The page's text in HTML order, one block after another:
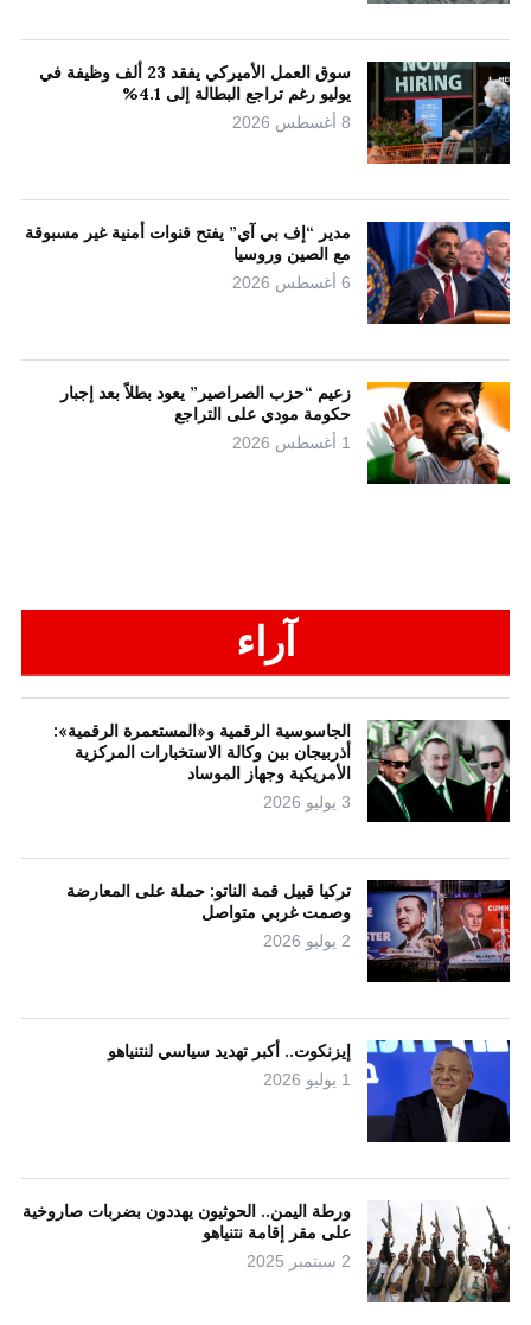
سوق العمل الأميركي يفقد 23 ألف وظيفة في
يوليو رغم تراجع البطالة إلى 4.1%
8 أغسطس 2026
مدير “إف بي آي” يفتح قنوات أمنية غير مسبوقة
مع الصين وروسيا
6 أغسطس 2026
زعيم “حزب الصراصير” يعود بطلاً بعد إجبار
حكومة مودي على التراجع
1 أغسطس 2026
آراء
الجاسوسية الرقمية و«المستعمرة الرقمية»:
أذربيجان بين وكالة الاستخبارات المركزية
الأمريكية وجهاز الموساد
3 يوليو 2026
تركيا قبيل قمة الناتو: حملة على المعارضة
وصمت غربي متواصل
2 يوليو 2026
إيزنكوت.. أكبر تهديد سياسي لنتنياهو
1 يوليو 2026
ورطة اليمن.. الحوثيون يهددون بضربات صاروخية
على مقر إقامة نتنياهو
2 سبتمبر 2025